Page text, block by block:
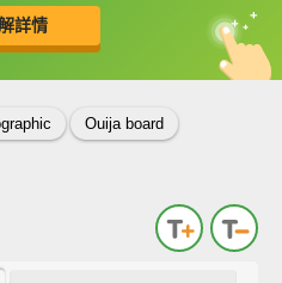
詳情
中
英
Ouija board